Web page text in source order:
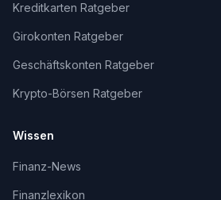
Kreditkarten Ratgeber
Girokonten Ratgeber
Geschäftskonten Ratgeber
Krypto-Börsen Ratgeber
Wissen
Finanz-News
Finanzlexikon